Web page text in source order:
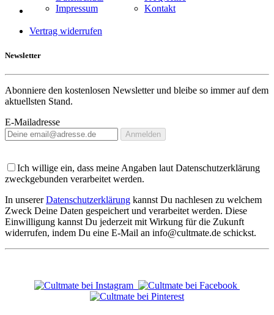
Impressum
Kontakt
Vertrag widerrufen
Newsletter
Abonniere den kostenlosen Newsletter und bleibe so immer auf dem
aktuellsten Stand.
E-Mailadresse
Anmelden
Ich willige ein, dass meine Angaben laut Datenschutzerklärung
zweckgebunden verarbeitet werden.
In unsererDatenschutzerklärung kannst Du nachlesen zu welchem
Zweck Deine Daten gespeichert und verarbeitet werden. Diese
Einwilligung kannst Du jederzeit mit Wirkung für die Zukunft
widerrufen, indem Du eine E-Mail an info@cultmate.de schickst.